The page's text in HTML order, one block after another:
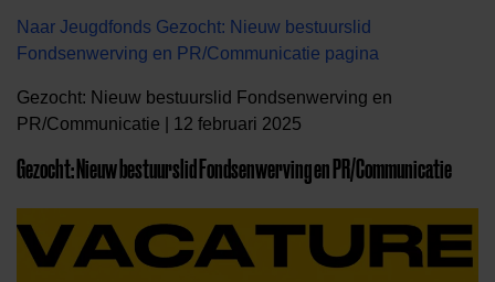
Naar Jeugdfonds Gezocht: Nieuw bestuurslid
Fondsenwerving en PR/Communicatie pagina
Gezocht: Nieuw bestuurslid Fondsenwerving en
PR/Communicatie | 12 februari 2025
Gezocht: Nieuw bestuurslid Fondsenwerving en PR/Communicatie